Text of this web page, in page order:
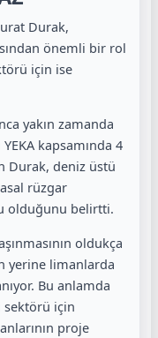
Durak,
önemli bir rol
için ise
yakın zamanda
kapsamında 4
Durak, deniz üstü
rüzgar
olduğunu belirtti.
oldukça
yerine limanlarda
Bu anlamda
için
proje